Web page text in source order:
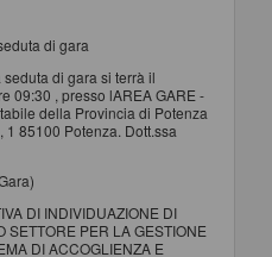
di gara
di gara si terrà il
09:30 , presso lAREA GARE -
della Provincia di Potenza
85100 Potenza. Dott.ssa
DI INDIVIDUAZIONE DI
SETTORE PER LA GESTIONE
DI ACCOGLIENZA E